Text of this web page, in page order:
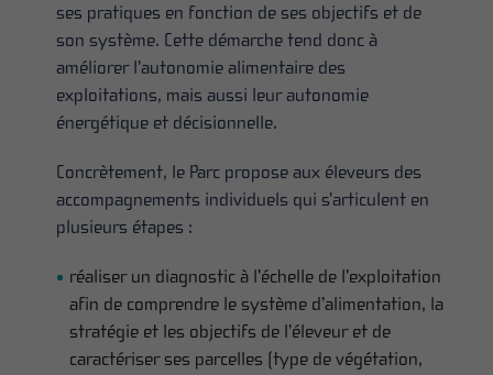
ses pratiques en fonction de ses objectifs et de
son système. Cette démarche tend donc à
améliorer l’autonomie alimentaire des
exploitations, mais aussi leur autonomie
énergétique et décisionnelle.
Concrètement, le Parc propose aux éleveurs des
accompagnements individuels qui s’articulent en
plusieurs étapes :
réaliser un diagnostic à l’échelle de l’exploitation
afin de comprendre le système d’alimentation, la
stratégie et les objectifs de l’éleveur et de
caractériser ses parcelles (type de végétation,